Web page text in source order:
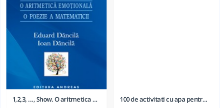
1,2,3, ..., Show. O aritmetica emotionala, o poezie a matematicii - Ioan Dancila